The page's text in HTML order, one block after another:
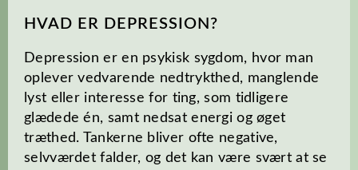
HVAD ER DEPRESSION?
Depression er en psykisk sygdom, hvor man
oplever vedvarende nedtrykthed, manglende
lyst eller interesse for ting, som tidligere
glædede én, samt nedsat energi og øget
træthed. Tankerne bliver ofte negative,
selvværdet falder, og det kan være svært at se